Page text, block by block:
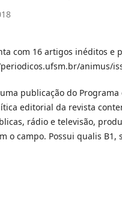
com 16 artigos inéditos e
animus/
publicação do
editorial da revista
rádio e televisão,
o campo. Possui qualis B1,